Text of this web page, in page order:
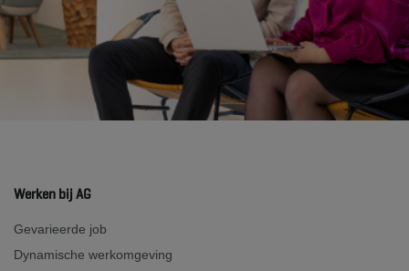
Werken bij AG
Gevarieerde job
Dynamische werkomgeving